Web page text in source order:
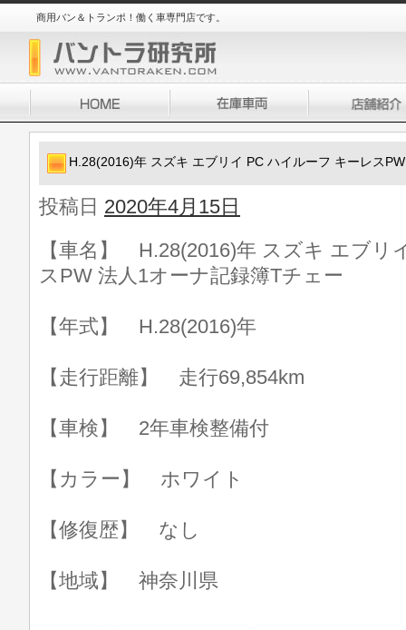
商用バン＆トランポ！働く車専門店です。
H.28(2016)年 スズキ エブリイ PC ハイルーフ キーレス
投稿日 2020年4月15日
【車名】 H.28(2016)年 スズキ エブリ
スPW 法人1オーナ記録簿Tチェー
【年式】 H.28(2016)年
【走行距離】 走行69,854km
【車検】 2年車検整備付
【カラー】 ホワイト
【修復歴】 なし
【地域】 神奈川県